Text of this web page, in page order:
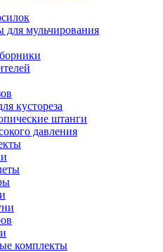
для мульчирования
кустореза
штанги
давления
комплекты